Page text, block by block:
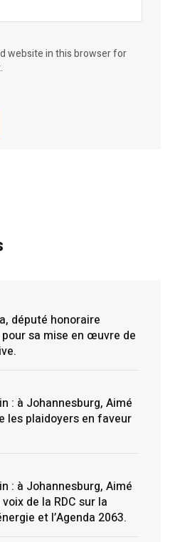
website in this browser for
député honoraire
sa mise en œuvre de
: à Johannesburg, Aimé
les plaidoyers en faveur
: à Johannesburg, Aimé
de la RDC sur la
et l’Agenda 2063.